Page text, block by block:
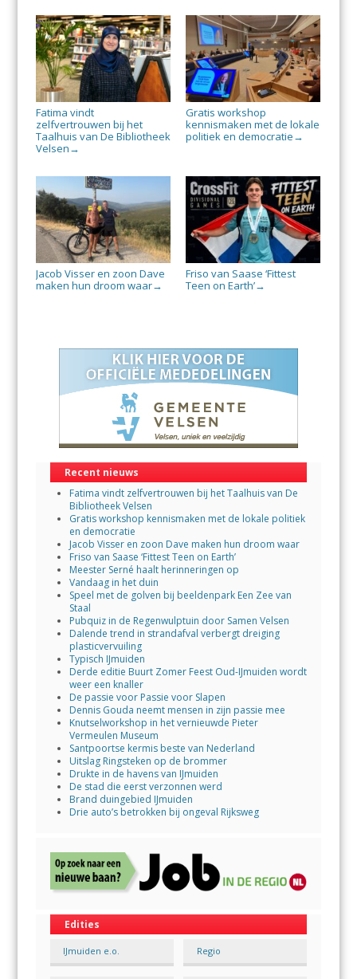
Fatima vindt
zelfvertrouwen bij het
Taalhuis van De Bibliotheek
Velsen →
Gratis workshop
kennismaken met de lokale
politiek en democratie →
Jacob Visser en zoon Dave
maken hun droom waar→
Friso van Saase ‘Fittest
Teen on Earth’→
Recent nieuws
Fatima vindt zelfvertrouwen bij het Taalhuis van De
Bibliotheek Velsen
Gratis workshop kennismaken met de lokale politiek
en democratie
Jacob Visser en zoon Dave maken hun droom waar
Friso van Saase ‘Fittest Teen on Earth’
Meester Serné haalt herinneringen op
Vandaag in het duin
Speel met de golven bij beeldenpark Een Zee van
Staal
Pubquiz in de Regenwulptuin door Samen Velsen
Dalende trend in strandafval verbergt dreiging
plasticvervuiling
Typisch IJmuiden
Derde editie Buurt Zomer Feest Oud-IJmuiden wordt
weer een knaller
De passie voor Passie voor Slapen
Dennis Gouda neemt mensen in zijn passie mee
Knutselworkshop in het vernieuwde Pieter
Vermeulen Museum
Santpoortse kermis beste van Nederland
Uitslag Ringsteken op de brommer
Drukte in de havens van IJmuiden
De stad die eerst verzonnen werd
Brand duingebied IJmuiden
Drie auto’s betrokken bij ongeval Rijksweg
Edities
IJmuiden e.o. Regio